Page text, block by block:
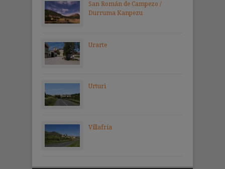
San Román de Campezo /
Durruma Kanpezu
Urarte
Urturi
Villafría